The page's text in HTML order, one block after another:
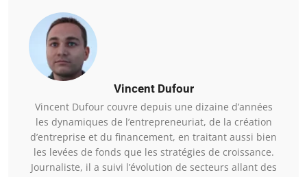
Vincent Dufour
Vincent Dufour couvre depuis une dizaine d’années
les dynamiques de l’entrepreneuriat, de la création
d’entreprise et du financement, en traitant aussi bien
les levées de fonds que les stratégies de croissance.
Journaliste, il a suivi l’évolution de secteurs allant des